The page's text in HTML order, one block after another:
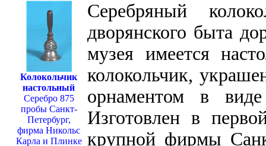
Колокольчик
настольный
Серебро 875
пробы Санкт-
Петербург,
фирма Никольс
Карла и Плинке
Серебряный
дворянского быта
музея имеется
колокольчик,
орнаментом в
Изготовлен в
крупной фирмы